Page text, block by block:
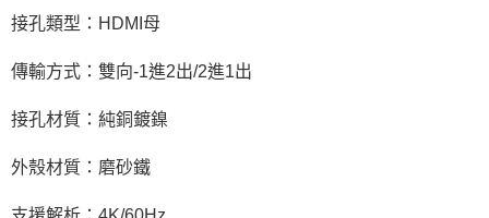
接孔類型：HDMI母
傳輸方式：雙向-1進2出/2進1出
接孔材質：純銅鍍鎳
外殼材質：磨砂鐵